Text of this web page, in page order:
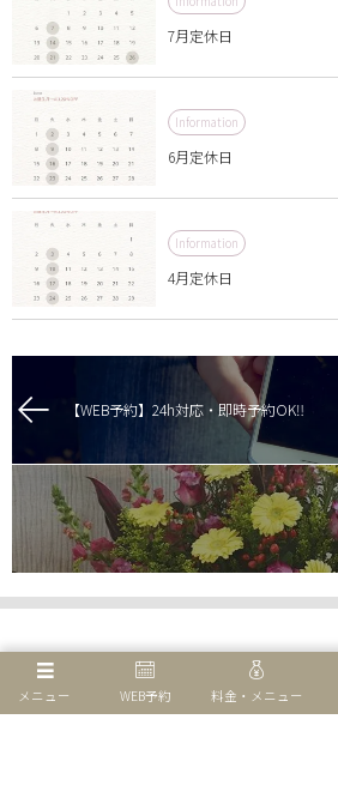
7月定休日
Information
6月定休日
Information
4月定休日
【WEB予約】24h対応・即時予約OK‼️
個人情報保護方針
メニュー WEB予約 料金・メニュー